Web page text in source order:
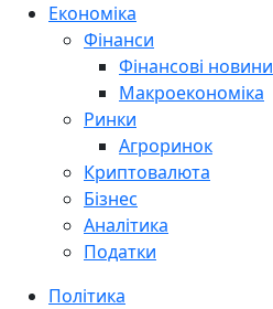
Економіка
Фінанси
Фінансові новини
Макроекономіка
Ринки
Агроринок
Криптовалюта
Бізнес
Аналітика
Податки
Політика